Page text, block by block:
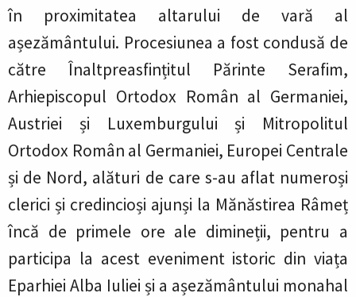
în proximitatea altarului de vară al
așezământului. Procesiunea a fost condusă de
către Înaltpreasfințitul Părinte Serafim,
Arhiepiscopul Ortodox Român al Germaniei,
Austriei și Luxemburgului și Mitropolitul
Ortodox Român al Germaniei, Europei Centrale
și de Nord, alături de care s-au aflat numeroși
clerici și credincioși ajunși la Mănăstirea Râmeț
încă de primele ore ale dimineții, pentru a
participa la acest eveniment istoric din viața
Eparhiei Alba Iuliei și a așezământului monahal